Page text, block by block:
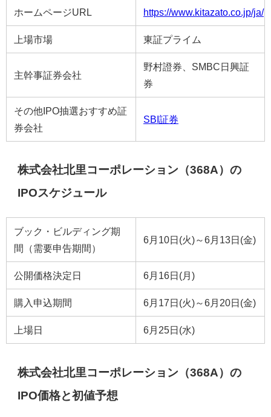
ホームページURL https://www.kitazato.co.jp/ja/
上場市場 東証プライム
主幹事証券会社
野村證券、SMBC日興証
券
その他IPO抽選おすすめ証
券会社
SBI証券
株式会社北里コーポレーション（368A）の
IPOスケジュール
ブック・ビルディング期
間（需要申告期間）
6月10日(火)～6月13日(金)
公開価格決定日 6月16日(月)
購入申込期間 6月17日(火)～6月20日(金)
上場日 6月25日(水)
株式会社北里コーポレーション（368A）の
IPO価格と初値予想